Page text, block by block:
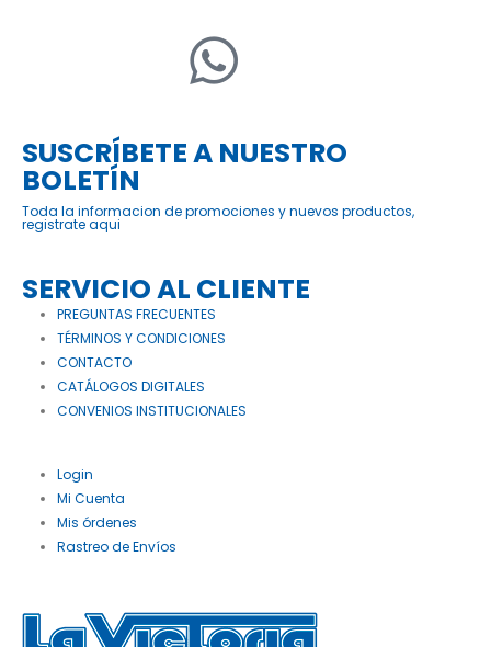
SUSCRÍBETE A NUESTRO
BOLETÍN
Toda la informacion de promociones y nuevos productos,
registrate aqui
SERVICIO AL CLIENTE
PREGUNTAS FRECUENTES
TÉRMINOS Y CONDICIONES
CONTACTO
CATÁLOGOS DIGITALES
CONVENIOS INSTITUCIONALES
Login
Mi Cuenta
Mis órdenes
Rastreo de Envíos